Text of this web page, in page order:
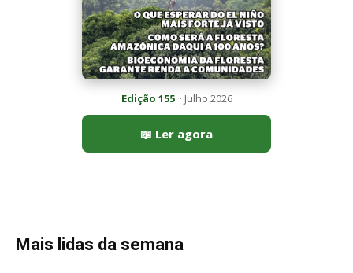
Edição 155· Julho 2026
📖 Ler agora
Mais lidas da semana